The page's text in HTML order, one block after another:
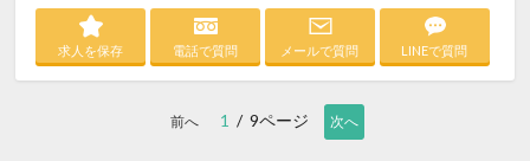
求人を保存 電話で質問 メールで質問 LINEで質問
前へ 1 / 9ページ 次へ